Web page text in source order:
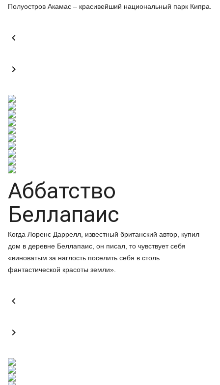
Полуостров Акамас – красивейший национальный парк Кипра.


Аббатство
Беллапаис
Когда Лоренс Даррелл, известный британский автор, купил
дом в деревне Беллапаис, он писал, то чувствует себя
«виноватым за наглость поселить себя в столь
фантастической красоты земли».

